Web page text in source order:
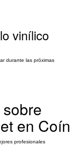
vinílico
durante las próximas
en Coín
profesionales